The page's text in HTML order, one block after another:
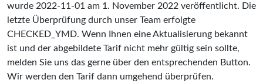
wurde 2022-11-01 am 1. November 2022 veröffentlicht. Die
letzte Überprüfung durch unser Team erfolgte
CHECKED_YMD. Wenn Ihnen eine Aktualisierung bekannt
ist und der abgebildete Tarif nicht mehr gültig sein sollte,
melden Sie uns das gerne über den entsprechenden Button.
Wir werden den Tarif dann umgehend überprüfen.